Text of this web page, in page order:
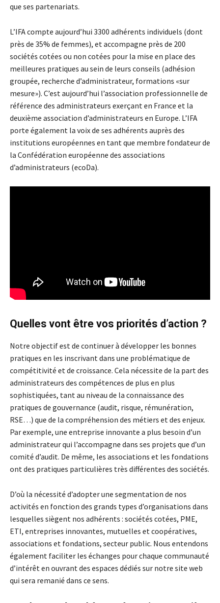
que ses partenariats.
L’IFA compte aujourd’hui 3300 adhérents individuels (dont
près de 35% de femmes), et accompagne près de 200
sociétés cotées ou non cotées pour la mise en place des
meilleures pratiques au sein de leurs conseils (adhésion
groupée, recherche d’administrateur, formations «sur
mesure»). C’est aujourd’hui l’association professionnelle de
référence des administrateurs exerçant en France et la
deuxième association d’administrateurs en Europe. L’IFA
porte également la voix de ses adhérents auprès des
institutions européennes en tant que membre fondateur de
la Confédération européenne des associations
d’administrateurs (ecoDa).
Quelles vont être vos priorités d’action ?
Notre objectif est de continuer à développer les bonnes
pratiques en les inscrivant dans une problématique de
compétitivité et de croissance. Cela nécessite de la part des
administrateurs des compétences de plus en plus
sophistiquées, tant au niveau de la connaissance des
pratiques de gouvernance (audit, risque, rémunération,
RSE…) que de la compréhension des métiers et des enjeux.
Par exemple, une entreprise innovante a plus besoin d’un
administrateur qui l’accompagne dans ses projets que d’un
comité d’audit. De même, les associations et les fondations
ont des pratiques particulières très différentes des sociétés.
D’où la nécessité d’adopter une segmentation de nos
activités en fonction des grands types d’organisations dans
lesquelles siègent nos adhérents : sociétés cotées, PME,
ETI, entreprises innovantes, mutuelles et coopératives,
associations et fondations, secteur public. Nous entendons
également faciliter les échanges pour chaque communauté
d’intérêt en ouvrant des espaces dédiés sur notre site web
qui sera remanié dans ce sens.